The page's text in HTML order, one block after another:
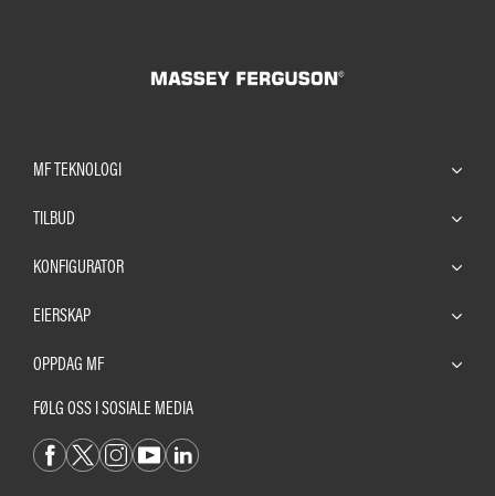
MF TEKNOLOGI
TILBUD
KONFIGURATOR
EIERSKAP
OPPDAG MF
FØLG OSS I SOSIALE MEDIA